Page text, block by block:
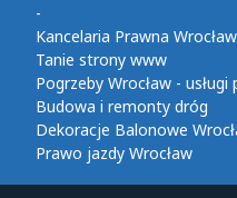
-
Kancelaria Prawna Wrocław
Tanie strony www
Pogrzeby Wrocław -
Budowa i remonty dróg
Dekoracje Balonowe
Prawo jazdy Wrocław